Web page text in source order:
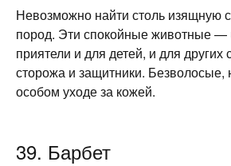
Невозможно найти столь изящную
пород. Эти спокойные животные
приятели и для детей, и для
сторожа и защитники. Безволосые,
особом уходе за кожей.
39. Барбет